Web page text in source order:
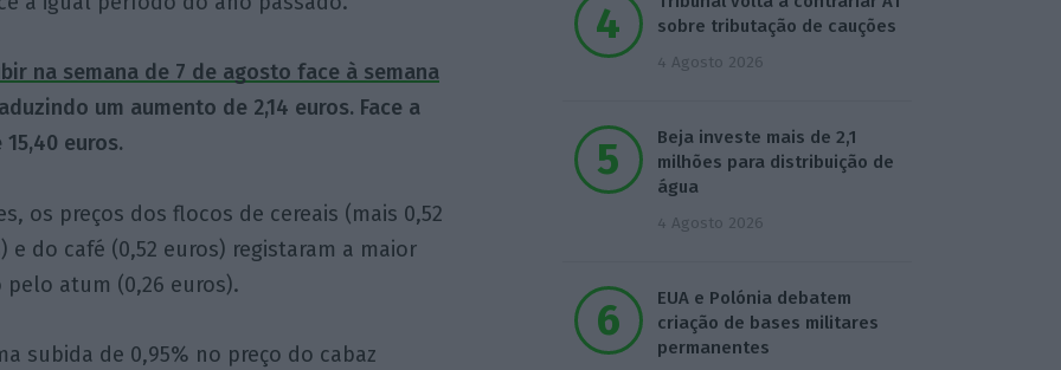
na semana de 7 de agosto face à semana
um aumento de 2,14 euros. Face a
euros.
os preços dos flocos de cereais (mais 0,52
do café (0,52 euros) registaram a maior
atum (0,26 euros).
subida de 0,95% no preço do cabaz
sobre tributação de cauções
4 Agosto 2026
Beja investe mais de 2,1
milhões para distribuição de
água
4 Agosto 2026
EUA e Polónia debatem
criação de bases militares
permanentes